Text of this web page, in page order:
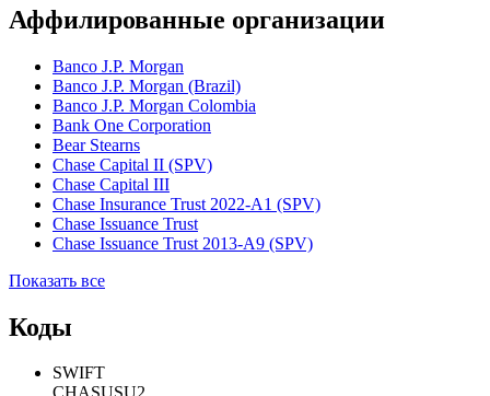
купона 0%.
Аффилированные организации
Banco J.P. Morgan
Banco J.P. Morgan (Brazil)
Banco J.P. Morgan Colombia
Bank One Corporation
Bear Stearns
Chase Capital II (SPV)
Chase Insurance Trust 2022-A1 (SPV)